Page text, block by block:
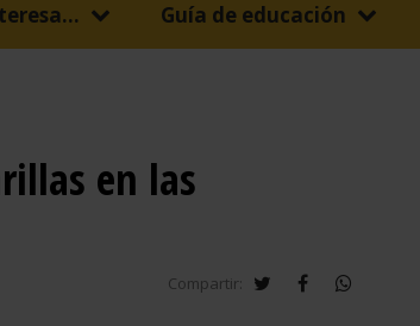
Guía de educación
en las
Compartir: twitterfacebookwhatsapp